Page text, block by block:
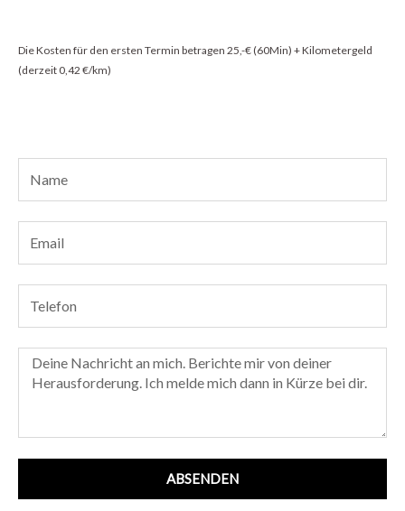
Die Kosten für den ersten Termin betragen 25,-€ (60Min) + Kilometergeld
(derzeit 0,42 €/km)
Nachricht
ABSENDEN